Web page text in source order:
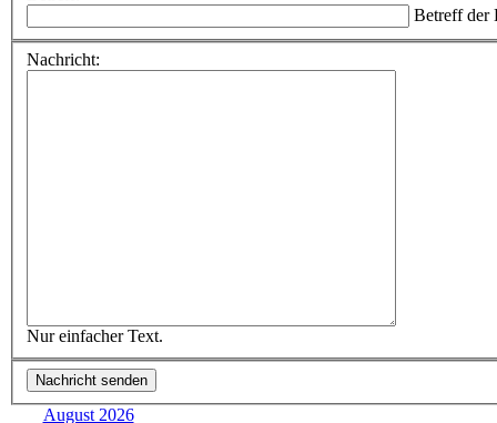
Betreff der
Nachricht:
Nur einfacher Text.
August 2026